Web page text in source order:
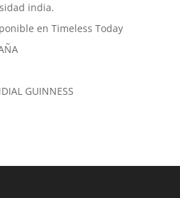
india.
en Timeless Today
GUINNESS